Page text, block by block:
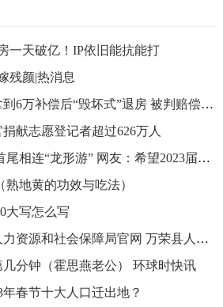
一天破亿！IP依旧能抗能打
残颜|热消息
得不到就毁掉！租客拿到6万补偿后“毁坏式”退房 被判赔偿9万元！
献志愿登记者超过626万人
焦点热议:50多条锦鲤首尾相连“龙形游” 网友：希望2023届学子都能鲤跃龙门
地黄的功效与吃法）
大写怎么写
天天热推荐：万荣县人力资源和社会保障局官网 万荣县人力资源和社会保障局
分钟（霍思燕老公） 环球时快讯
春节十大人口迁出地？